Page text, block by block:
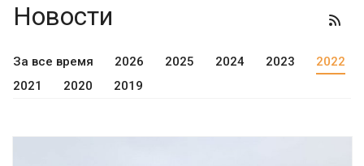
Новости
За все время 2026 2025 2024 2023
2022
2021
2020 2019